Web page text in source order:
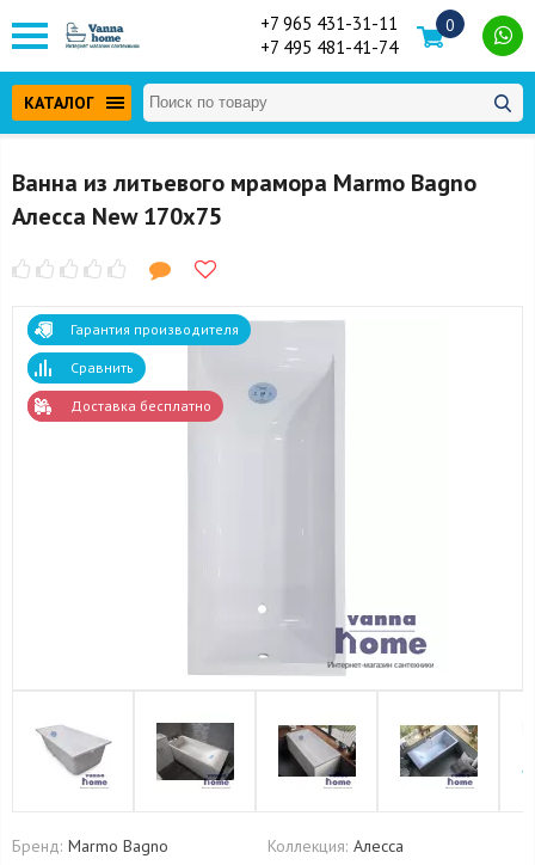
+7 965 431-31-11
+7 495 481-41-74
0
КАТАЛОГ
Ванна из литьевого мрамора Marmo Bagno
Алесса New 170x75
Гарантия производителя
Сравнить
Доставка бесплатно
Бренд: Marmo Bagno Коллекция: Алесса